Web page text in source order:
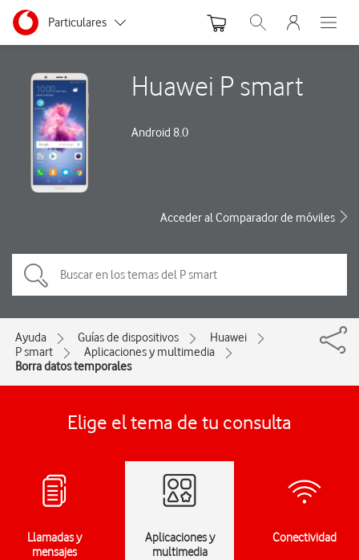
Ir a la pagina principal de vodafone.es
Menu navegación Segmento
Particulares
Pymes
Grandes empresas
y AA.PP.
Abrir buscador. Abre
Abre
Huawei P smart
Android 8.0
Acceder al Comparador de móviles
Ayuda Guías de dispositivos
Huawei
P smart
Aplicaciones y multimedia
Borra datos temporales
Elige el tema de tu consulta
Llamadas y
mensajes
Aplicaciones y
multimedia
Conectividad